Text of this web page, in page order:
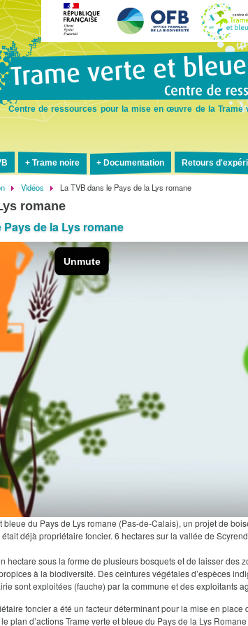
au
contenu
Centre de ressources pour la mise en œuvre de la Trame
Trame noire Documentation Retours
Vidéos La TVB dans le Pays de la Lys romane
romane
de la Lys romane
du Pays de Lys romane (Pas-de-Calais), un projet de
déjà propriétaire foncier. 6 hectares sur la vallée de
hectare sous la forme de plusieurs bosquets et de laisser des
à la biodiversité. Des ceintures végétales d’espèces
sont exploitées (fauche) par la commune et des exploitants
foncier a été un facteur déterminant pour la mise en place
plan d’actions Trame verte et bleue du Pays de la Lys